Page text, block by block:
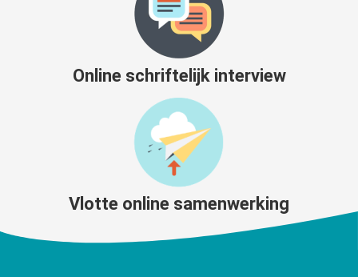
Online schriftelijk interview
Vlotte online samenwerking